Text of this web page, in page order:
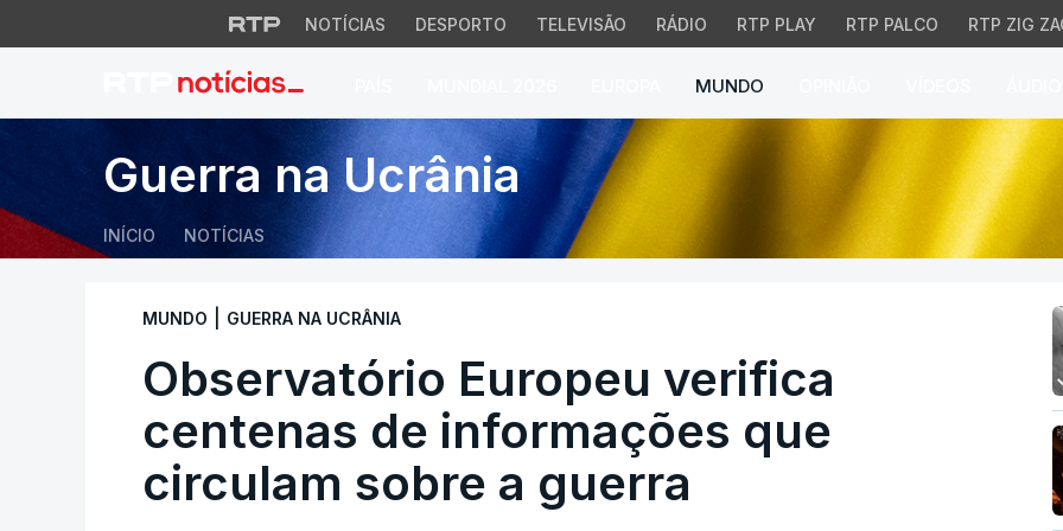
NOTÍCIAS DESPORTO TELEVISÃO RÁDIO RTP PLAY RTP PALCO RTP ZIG
MUNDO
Observatório Europeu verifica centenas
Guerra na Ucrânia
INÍCIO NOTÍCIAS
MUNDO GUERRA NA UCRÂNIA
Observatório Europeu verifica
centenas de informações que
circulam sobre a guerra